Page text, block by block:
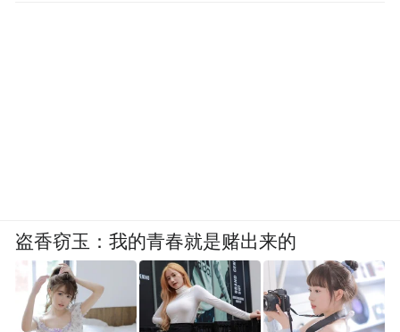
盗香窃玉：我的青春就是赌出来的